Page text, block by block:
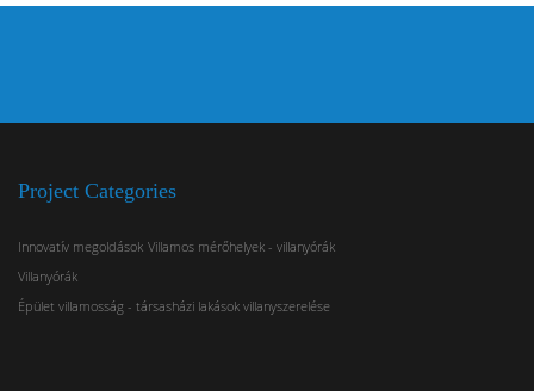
Project Categories
Innovatív megoldások Villamos mérőhelyek - villanyórák
Villanyórák
Épület villamosság - társasházi lakások villanyszerelése